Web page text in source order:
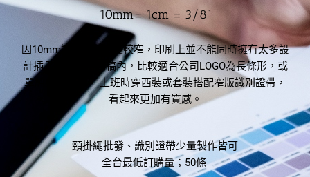
10mm= 1cm = 3/8"
因10mm識別證帶寬度較窄，印刷上並不能同時擁有太多設
計插入識別證帶圖稿內，比較適合公司LOGO為長條形，或
單純英文字母。 上班時穿西裝或套裝搭配窄版識別證帶，
看起來更加有質感。
頸掛繩批發、識別證帶少量製作皆可
全台最低訂購量；50條